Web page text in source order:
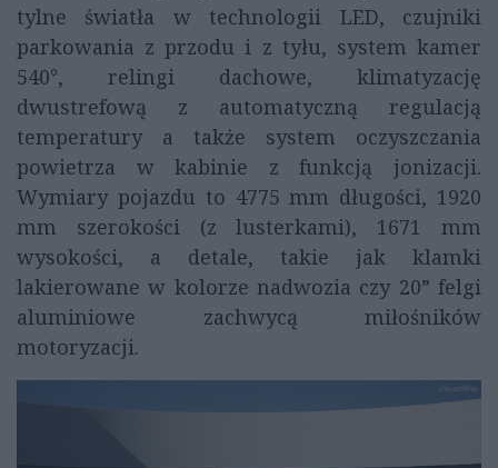
tylne światła w technologii LED, czujniki
parkowania z przodu i z tyłu, system kamer
540°, relingi dachowe, klimatyzację
dwustrefową z automatyczną regulacją
temperatury a także system oczyszczania
powietrza w kabinie z funkcją jonizacji.
Wymiary pojazdu to 4775 mm długości, 1920
mm szerokości (z lusterkami), 1671 mm
wysokości, a detale, takie jak klamki
lakierowane w kolorze nadwozia czy 20” felgi
aluminiowe zachwycą miłośników
motoryzacji.